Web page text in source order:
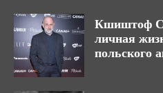
Кшиштоф
личная
польского